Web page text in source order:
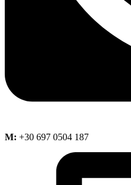
M: +30 697 0504 187